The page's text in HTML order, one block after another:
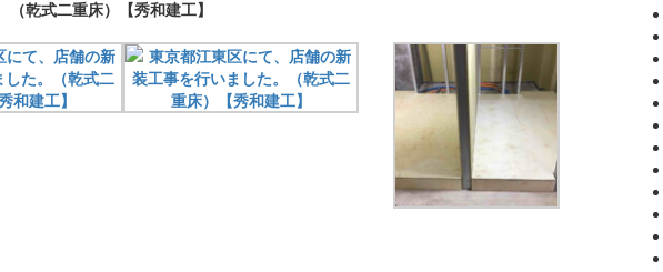
乾式二重床）【秀和建工】